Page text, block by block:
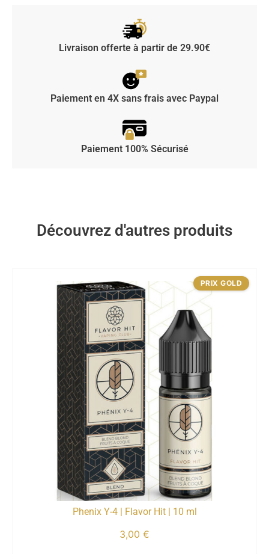
Livraison offerte à partir de 29.90€
Paiement en 4X sans frais avec Paypal
Paiement 100% Sécurisé
Découvrez d'autres produits
Phenix Y-4 | Flavor Hit | 10 ml
3,00 €
PRIX GOLD